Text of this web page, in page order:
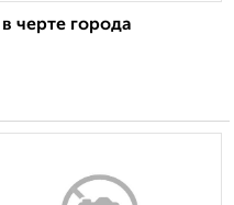
черте города